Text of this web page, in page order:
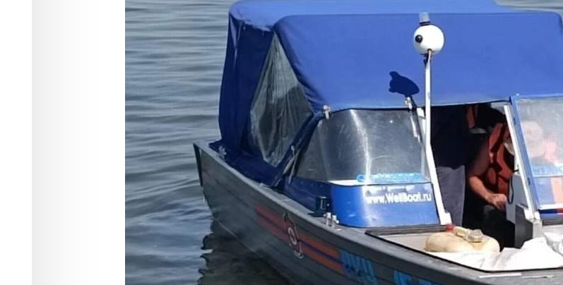
для тушения пожара
Происшествия
13.06.2026 09:22339